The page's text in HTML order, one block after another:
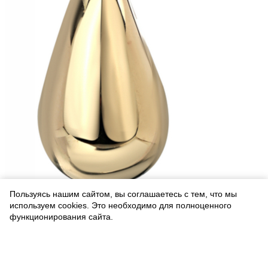
Пользуясь нашим сайтом, вы соглашаетесь с тем, что мы
используем cookies. Это необходимо для полноценного
функционирования сайта.